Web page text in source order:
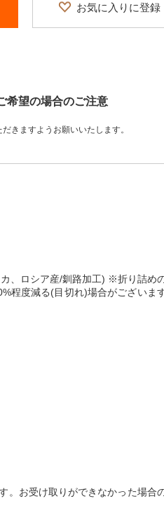
お気に入りに登録
希望の場合のご注意
きますようお願いいたします。
ロシア産/釧路加工) ※折り詰め
程度減る(目切れ)場合がございま
。お受け取りができなかった場合